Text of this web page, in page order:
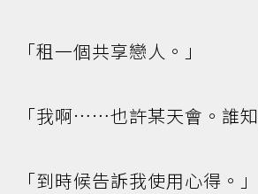
「租一個共享戀人。」
「我啊……也許某天會。誰知
「到時候告訴我使用心得。」